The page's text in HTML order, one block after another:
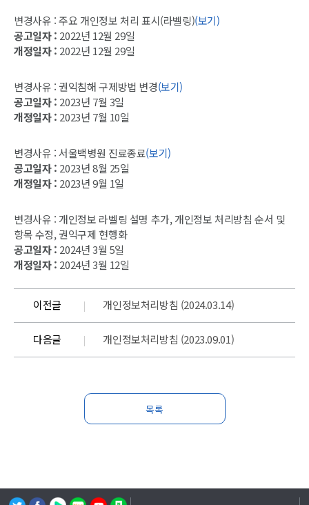
변경사유 : 주요 개인정보 처리 표시(라벨링)(보기)
공고일자 : 2022년 12월 29일
개정일자 : 2022년 12월 29일
변경사유 : 권익침해 구제방법 변경(보기)
공고일자 : 2023년 7월 3일
개정일자 : 2023년 7월 10일
변경사유 : 서울백병원 진료종료(보기)
공고일자 : 2023년 8월 25일
개정일자 : 2023년 9월 1일
변경사유 : 개인정보 라벨링 설명 추가, 개인정보 처리방침 순서 및
항목 수정, 권익구제 현행화
공고일자 : 2024년 3월 5일
개정일자 : 2024년 3월 12일
이전글 개인정보처리방침 (2024.03.14)
다음글 개인정보처리방침 (2023.09.01)
목록